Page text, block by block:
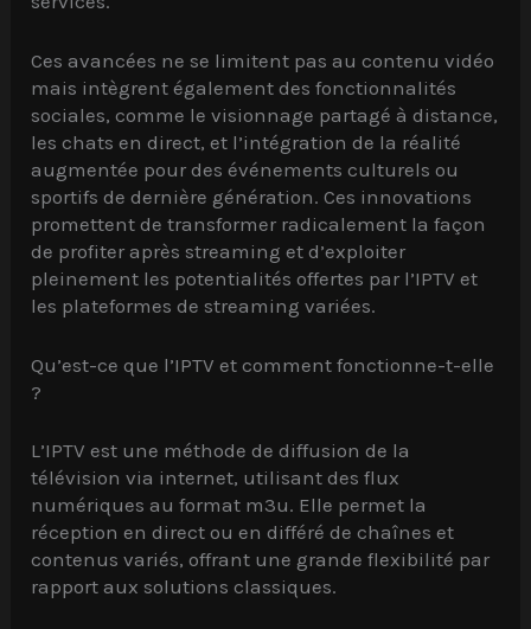
Ces avancées ne se limitent pas au contenu vidéo
mais intègrent également des fonctionnalités
sociales, comme le visionnage partagé à distance,
les chats en direct, et l’intégration de la réalité
augmentée pour des événements culturels ou
sportifs de dernière génération. Ces innovations
promettent de transformer radicalement la façon
de profiter après streaming et d’exploiter
pleinement les potentialités offertes par l’IPTV et
les plateformes de streaming variées.
Qu’est-ce que l’IPTV et comment fonctionne-t-elle
?
L’IPTV est une méthode de diffusion de la
télévision via internet, utilisant des flux
numériques au format m3u. Elle permet la
réception en direct ou en différé de chaînes et
contenus variés, offrant une grande flexibilité par
rapport aux solutions classiques.